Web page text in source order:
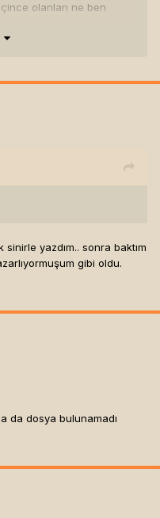
olanları ne ben
avcı oluyorsunuz.
bu çıplak
tüfekle vurmak
onlara ulaşmak da
sizi sıkıştırmak da
zaman(götü
sinirle yazdım.. sonra baktım
gibi oldu.
da dosya bulunamadı